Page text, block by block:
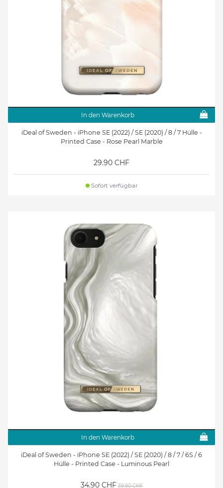
In den Warenkorb
iDeal of Sweden - iPhone SE (2022) / SE (2020) / 8 / 7 Hülle -
Printed Case - Rose Pearl Marble
29.90 CHF
Sofort verfügbar
In den Warenkorb
iDeal of Sweden - iPhone SE (2022) / SE (2020) / 8 / 7 / 6S / 6
Hülle - Printed Case - Luminous Pearl
34.90 CHF 39.90 CHF